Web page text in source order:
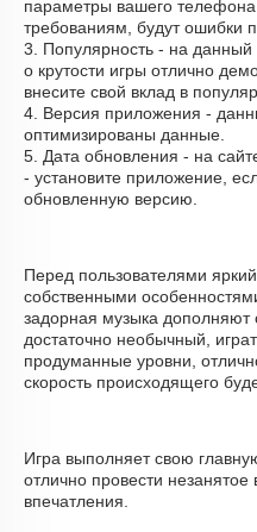
параметры вашего телефона
требованиям, будут ошибки
3. Популярность - на данный
о крутости игры отлично
внесите свой вклад в
4. Версия приложения -
оптимизированы данные.
5. Дата обновления - на
- установите приложение,
обновленную версию.
Перед пользователями
собственными
задорная музыка
достаточно необычный,
продуманные уровни,
скорость происходящего
Игра выполняет свою
отлично провести
впечатления.